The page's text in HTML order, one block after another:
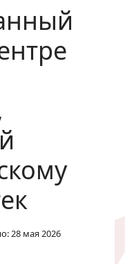
28 мая 2026